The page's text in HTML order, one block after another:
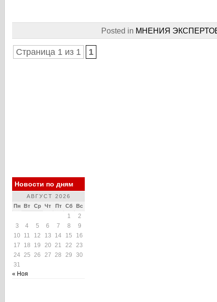
Posted in МНЕНИЯ
Страница 1 из 1 1
Новости по дням
АВГУСТ 2026
Пн Вт Ср Чт Пт Сб Вс
1
2
3
4 5 6 7 8
9
10
11 12 13 14 15
16
17
18 19 20 21 22
23
24 25 26 27 28 29
30
31
« Ноя